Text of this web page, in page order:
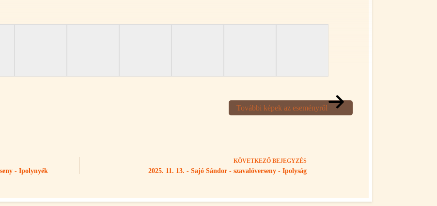
További képek az eseményről
- Ipolynyék
KÖVETKEZŐ BEJEGYZÉS
2025. 11. 13. - Sajó Sándor - szavalóverseny - Ipolyság